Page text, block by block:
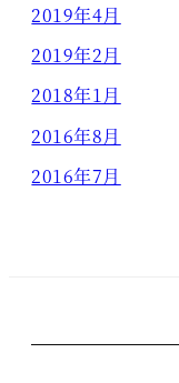
2019年4月
2019年2月
2018年1月
2016年8月
2016年7月